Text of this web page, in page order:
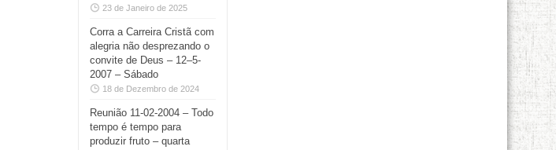
23 de Janeiro de 2025
Corra a Carreira Cristã com
alegria não desprezando o
convite de Deus – 12–5-
2007 – Sábado
18 de Dezembro de 2024
Reunião 11-02-2004 – Todo
tempo é tempo para
produzir fruto – quarta